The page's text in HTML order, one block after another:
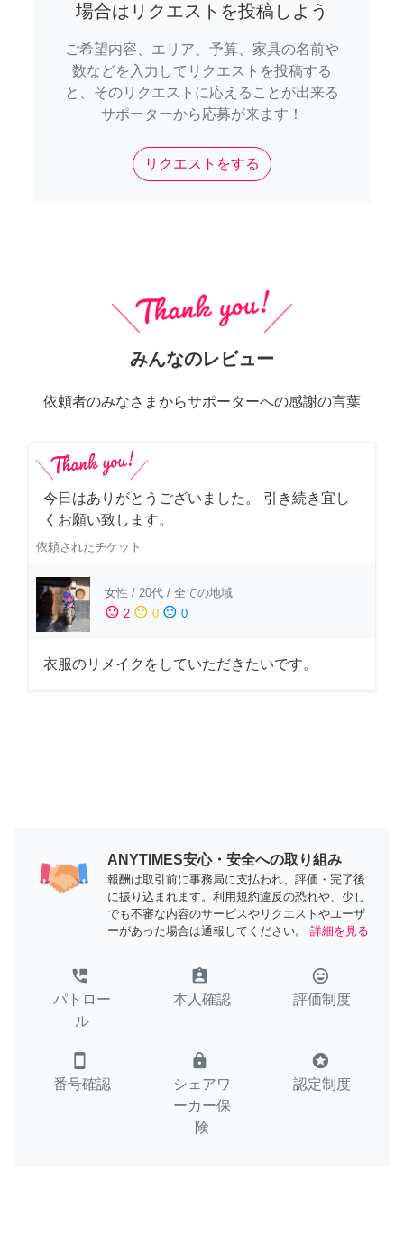
場合はリクエストを投稿しよう
ご希望内容、エリア、予算、家具の名前や
数などを入力してリクエストを投稿する
と、そのリクエストに応えることが出来る
サポーターから応募が来ます！
リクエストをする
みんなのレビュー
依頼者のみなさまからサポーターへの感謝の言葉
今日はありがとうございました。 引き続き宜し
くお願い致します。
依頼されたチケット
女性 / 20代 / 全ての地域
sentiment_satisfied 2 sentiment_neutral 0 sentiment_dissatisfied 0
衣服のリメイクをしていただきたいです。
ANYTIMES安心・安全への取り組み
報酬は取引前に事務局に支払われ、評価・完了後
に振り込まれます。利用規約違反の恐れや、少し
でも不審な内容のサービスやリクエストやユーザ
ーがあった場合は通報してください。
詳細を見る
perm_phone_msg
パトロー
ル
assignment_ind
本人確認
tag_faces
評価制度
smartphone
番号確認
lock
シェアワ
ーカー保
険
stars
認定制度